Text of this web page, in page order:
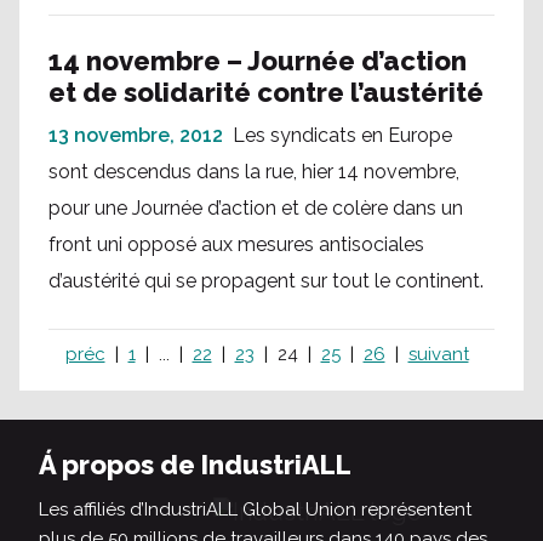
14 novembre – Journée d’action
et de solidarité contre l’austérité
13 novembre, 2012 Les syndicats en Europe
sont descendus dans la rue, hier 14 novembre,
pour une Journée d’action et de colère dans un
front uni opposé aux mesures antisociales
d’austérité qui se propagent sur tout le continent.
préc 1 ... 22 23 24 25 26 suivant
Á propos de IndustriALL
Les affiliés d’IndustriALL Global Union représentent